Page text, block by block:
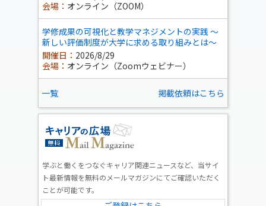
会場： オンライン（ZOOM）
学修成果の可視化と教学マネジメントの実践 ～
新しい評価制度が大学に求める取り組みとは～
開催日： 2026/8/29
会場： オンライン（Zoomウェビナー）
一覧 掲載依頼はこちら
学ぶと働くをつなぐキャリア関連ニュースなど、当サイ
ト最新情報を無料のメールマガジンにてご確認いただく
ことが可能です。